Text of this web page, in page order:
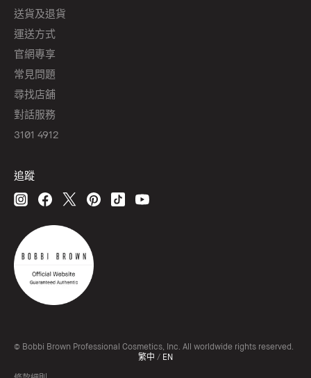
送貨及退貨
運送方式
官網專享
常見問題
尋找店舖
對話服務
3101 4912
追蹤
© Bobbi Brown Professional Cosmetics, Inc. All worldwide rights reserved.
繁中 / EN